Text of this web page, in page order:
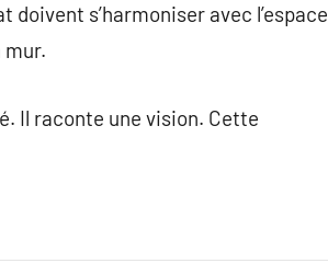
s’harmoniser avec l’espace
Il raconte une vision. Cette